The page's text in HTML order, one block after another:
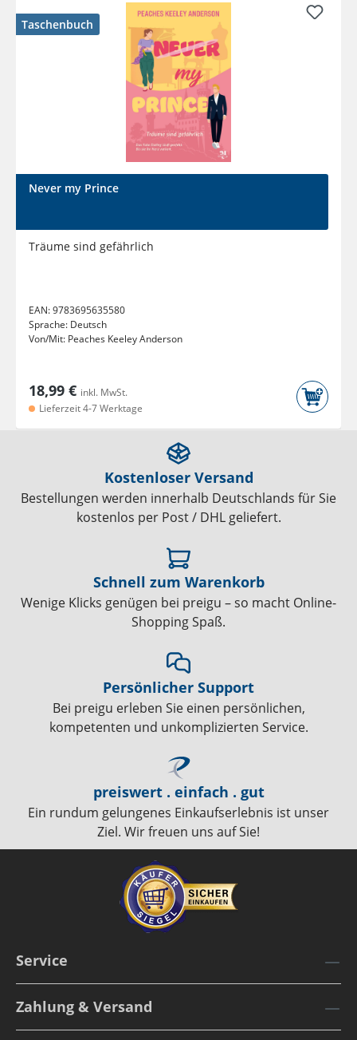
Taschenbuch
Never my Prince
Träume sind gefährlich
EAN:9783695635580
Sprache: Deutsch
Von/Mit: Peaches Keeley Anderson
18,99 € inkl. MwSt.
Lieferzeit 4-7 Werktage
Kostenloser Versand
Bestellungen werden innerhalb Deutschlands für Sie
kostenlos per Post / DHL geliefert.
Schnell zum Warenkorb
Wenige Klicks genügen bei preigu – so macht Online-
Shopping Spaß.
Persönlicher Support
Bei preigu erleben Sie einen persönlichen,
kompetenten und unkomplizierten Service.
preiswert . einfach . gut
Ein rundum gelungenes Einkaufserlebnis ist unser
Ziel. Wir freuen uns auf Sie!
Service
Zahlung & Versand